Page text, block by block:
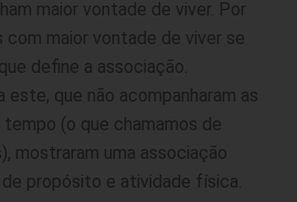
maior vontade de viver. Por
com maior vontade de viver se
define a associação.
este, que não acompanharam as
(o que chamamos de
mostraram uma associação
propósito e atividade física.